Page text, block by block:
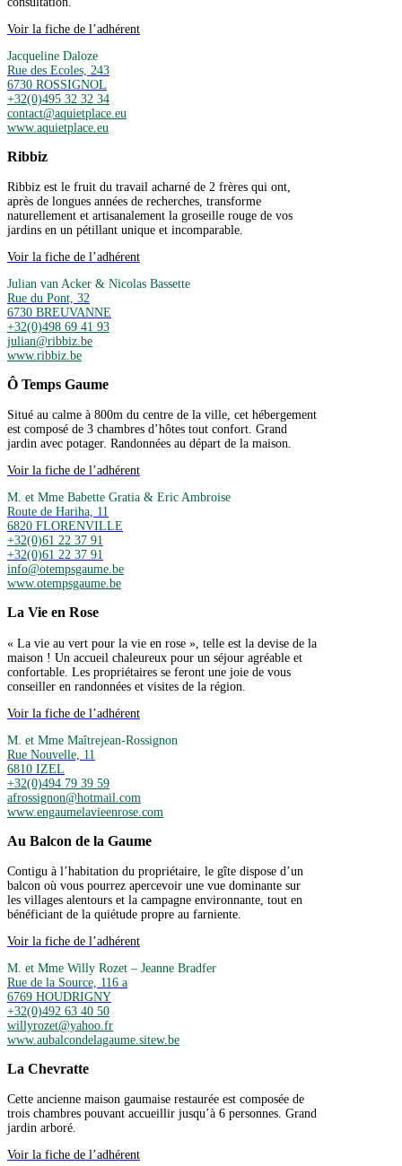
Voir la fiche de l’adhérent
Jacqueline Daloze
Rue des Ecoles, 243
6730 ROSSIGNOL
+32(0)495 32 32 34
contact@aquietplace.eu
www.aquietplace.eu
Ribbiz
Ribbiz est le fruit du travail acharné de 2 frères qui ont,
après de longues années de recherches, transforme
naturellement et artisanalement la groseille rouge de vos
jardins en un pétillant unique et incomparable.
Voir la fiche de l’adhérent
Julian van Acker & Nicolas Bassette
Rue du Pont, 32
6730 BREUVANNE
+32(0)498 69 41 93
julian@ribbiz.be
www.ribbiz.be
Ô Temps Gaume
Situé au calme à 800m du centre de la ville, cet hébergement
est composé de 3 chambres d’hôtes tout confort. Grand
jardin avec potager. Randonnées au départ de la maison.
Voir la fiche de l’adhérent
M. et Mme Babette Gratia & Eric Ambroise
Route de Hariha, 11
6820 FLORENVILLE
+32(0)61 22 37 91
+32(0)61 22 37 91
info@otempsgaume.be
www.otempsgaume.be
La Vie en Rose
« La vie au vert pour la vie en rose », telle est la devise de la
maison ! Un accueil chaleureux pour un séjour agréable et
confortable. Les propriétaires se feront une joie de vous
conseiller en randonnées et visites de la région.
Voir la fiche de l’adhérent
M. et Mme Maîtrejean-Rossignon
Rue Nouvelle, 11
6810 IZEL
+32(0)494 79 39 59
afrossignon@hotmail.com
www.engaumelavieenrose.com
Au Balcon de la Gaume
Contigu à l’habitation du propriétaire, le gîte dispose d’un
balcon où vous pourrez apercevoir une vue dominante sur
les villages alentours et la campagne environnante, tout en
bénéficiant de la quiétude propre au farniente.
Voir la fiche de l’adhérent
M. et Mme Willy Rozet – Jeanne Bradfer
Rue de la Source, 116 a
6769 HOUDRIGNY
+32(0)492 63 40 50
willyrozet@yahoo.fr
www.aubalcondelagaume.sitew.be
La Chevratte
Cette ancienne maison gaumaise restaurée est composée de
trois chambres pouvant accueillir jusqu’à 6 personnes. Grand
jardin arboré.
Voir la fiche de l’adhérent